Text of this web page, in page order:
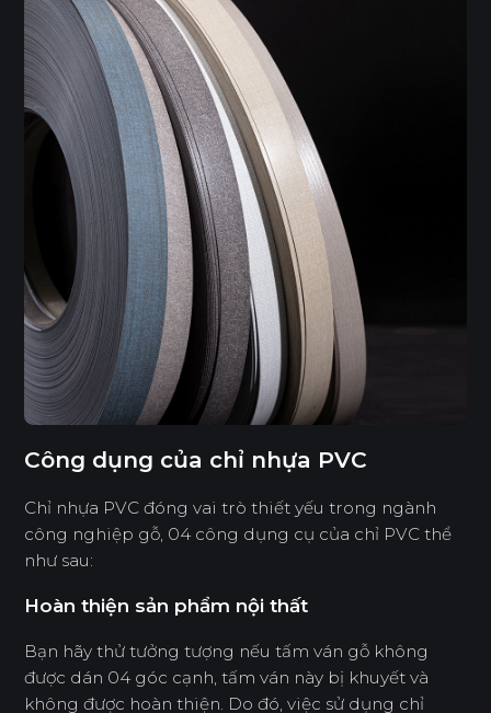
Công dụng của chỉ nhựa PVC
Chỉ nhựa PVC đóng vai trò thiết yếu trong ngành
công nghiệp gỗ, 04 công dụng cụ của chỉ PVC thể
như sau:
Hoàn thiện sản phẩm nội thất
Bạn hãy thử tưởng tượng nếu tấm ván gỗ không
được dán 04 góc cạnh, tấm ván này bị khuyết và
không được hoàn thiện. Do đó, việc sử dụng chỉ